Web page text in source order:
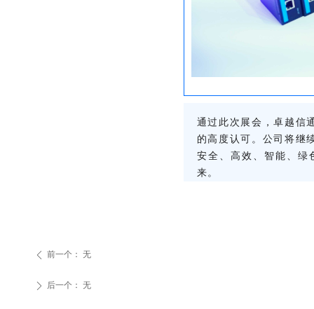
通过此次展会，卓越信
的高度认可。公司将继
安全、高效、智能、
来。
ꄴ 前一个： 无
ꄲ 后一个： 无